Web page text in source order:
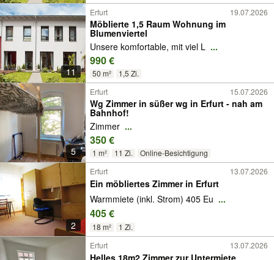
11
Erfurt 19.07.2026
Möblierte 1,5 Raum Wohnung im
Blumenviertel
Unsere komfortable, mit viel L ...
990 €
50 m² 1,5 Zi.
5
Erfurt 15.07.2026
Wg Zimmer in süßer wg in Erfurt - nah am
Bahnhof!
Zimmer ...
350 €
1 m² 11 Zi. Online-Besichtigung
2
Erfurt 13.07.2026
Ein möbliertes Zimmer in Erfurt
Warmmiete (inkl. Strom) 405 Eu ...
405 €
18 m² 1 Zi.
Erfurt 13.07.2026